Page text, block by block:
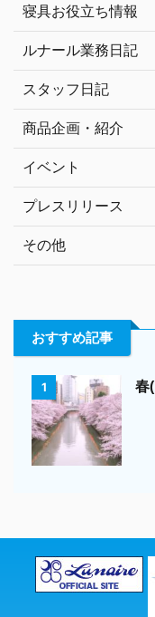
寝具お役立ち情報
ルナール業務日記
スタッフ日記
商品企画・紹介
イベント
プレスリリース
その他
おすすめ記事
1 春